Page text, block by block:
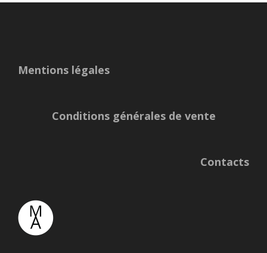
Mentions légales
Conditions générales de vente
Contacts